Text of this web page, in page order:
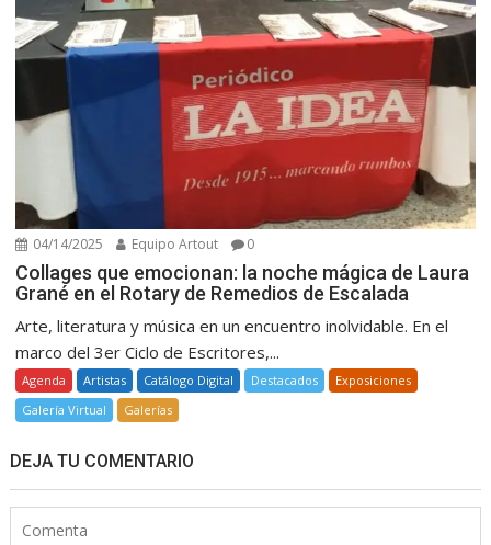
04/14/2025 Equipo Artout 0
Collages que emocionan: la noche mágica de Laura
Grané en el Rotary de Remedios de Escalada
Arte, literatura y música en un encuentro inolvidable. En el
marco del 3er Ciclo de Escritores,...
Agenda Artistas Catálogo Digital Destacados
Exposiciones
Galería Virtual
Galerías
DEJA TU COMENTARIO